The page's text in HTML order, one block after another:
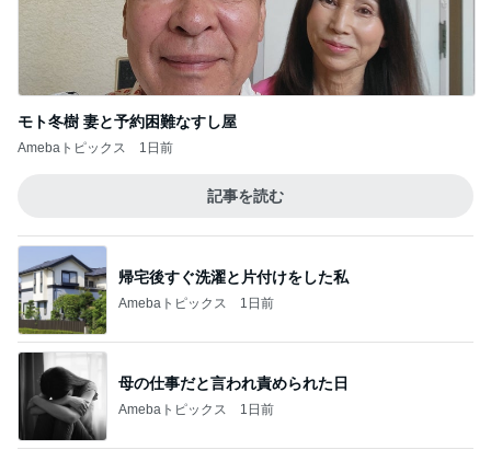
Amebaトピックス 1日前
220円で用途別に使えるまな板